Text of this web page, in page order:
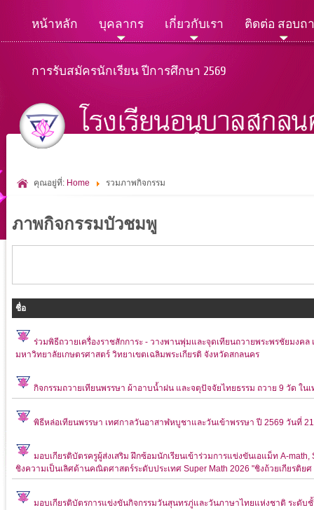
หน้าหลัก บุคลากร เกี่ยวกับเรา ติดต่อ สอบถ
การรับสมัครนักเรียน ปีการศึกษา 2569
คุณอยู่ที่: Home รวมภาพกิจกรรม
ภาพกิจกรรมบัวชมพู
ชื่อ
ร่วมพิธีถวายเครื่องราชสักการะ - วางพานพุ่มและจุดเทียนถวายพระพรชัยมง
มหาวิทยาลัยเกษตรศาสตร์ วิทยาเขตเฉลิมพระเกียรติ จังหวัดสกลนคร
กิจกรรมถวายเทียนพรรษา ผ้าอาบน้ำฝน และจตุปัจจัยไทยธรรม ถวาย 9 วัด ใ
พิธีหล่อเทียนพรรษา เทศกาลวันอาสาฬหบูชาและวันเข้าพรรษา ปี 2569 วันที่
มอบเกียรติบัตรครูผู้ส่งเสริม ฝึกซ้อมนักเรียนเข้าร่วมการแข่งขันเอแม็ท A-
ชิงความเป็นเลิศด้านคณิตศาสตร์ระดับประเทศ Super Math 2026 "ชิงถ้วยเกียรติย
มอบเกียรติบัตรการแข่งขันกิจกรรมวันสุนทรภู่และวันภาษาไทยแห่งชาติ ระดับ